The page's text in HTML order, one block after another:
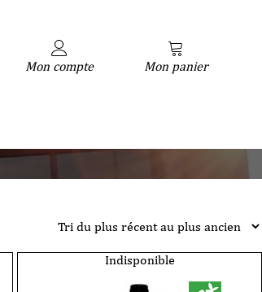
Mon compte Mon panier
Indisponible